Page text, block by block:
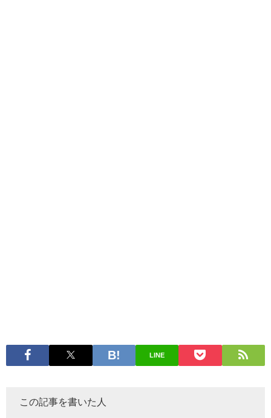
LINE
この記事を書いた人